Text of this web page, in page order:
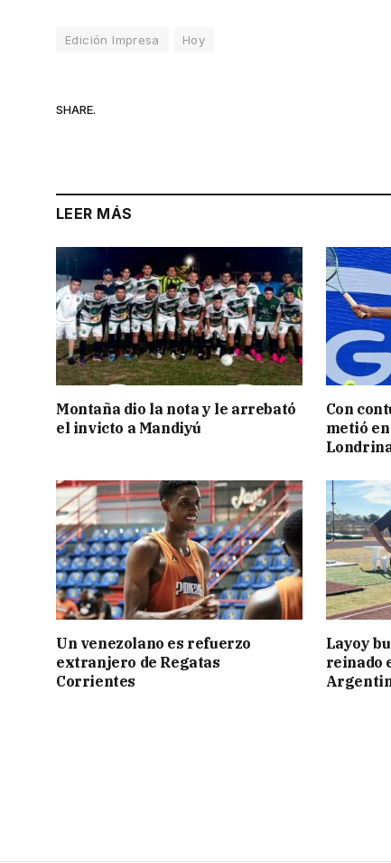
Edición Impresa Hoy
SHARE.
LEER MÁS
Montaña dio la nota y le arrebató
el invicto a Mandiyú
Con
metió
Un venezolano es refuerzo
extranjero de Regatas
Corrientes
Layoy
reinado